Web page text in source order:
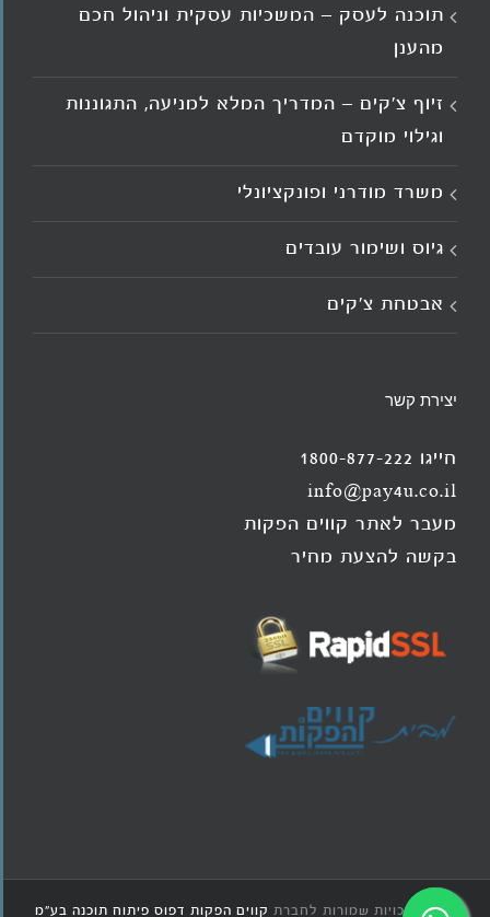
תוכנה לעסק – המשכיות עסקית וניהול חכם
מהענן
זיוף צ'קים – המדריך המלא למניעה, התגוננות
וגילוי מוקדם
משרד מודרני ופונקציונלי
גיוס ושימור עובדים
אבטחת צ'קים
יצירת קשר
חייגו 1800-877-222
info@pay4u.co.il
מעבר לאתר קווים הפקות
בקשה להצעת מחיר
© כל הזכויות שמורות לחברת קווים הפקות דפוס פיתוח תוכנה בע"מ